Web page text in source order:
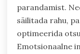
parandamist.
säilitada rahu,
optimeerida
Emotsionaalne